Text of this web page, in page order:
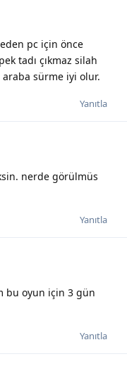
pc için önce
tadı çıkmaz silah
sürme iyi olur.
Yanıtla
nerde görülmüs
Yanıtla
bu oyun için 3 gün
Yanıtla